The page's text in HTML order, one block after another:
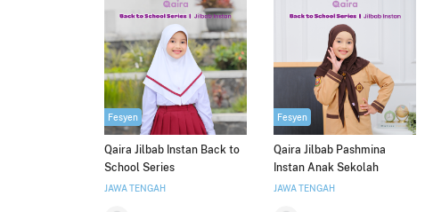
Fesyen
Qaira Jilbab Instan Back to
School Series
JAWA TENGAH
Fesyen
Qaira Jilbab Pashmina
Instan Anak Sekolah
Pramuka Back to School
JAWA TENGAH